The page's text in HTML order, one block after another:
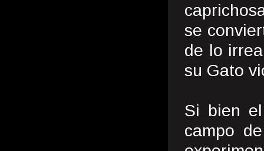
se
de lo
su Gato
Si bien
campo